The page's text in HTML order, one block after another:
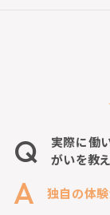
実際に働
がいを教え
独自の体験